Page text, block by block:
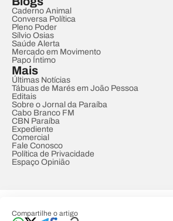
Compartilhe o artigo
Caderno Animal
Conversa Política
Pleno Poder
Sílvio Osias
Saúde Alerta
Mercado em Movimento
Papo Íntimo
Mais
Últimas Notícias
Tábuas de Marés em João Pessoa
Editais
Sobre o Jornal da Paraíba
Cabo Branco FM
CBN Paraíba
Expediente
Comercial
Fale Conosco
Política de Privacidade
Espaço Opinião